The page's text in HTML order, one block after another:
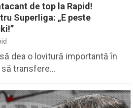
de top la Rapid!
Superliga: „E peste
dea o lovitură importantă în
să transfere…